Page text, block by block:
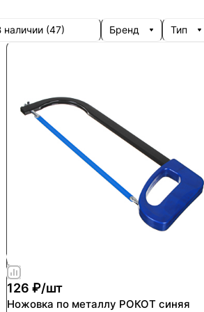
наличии (47) Бренд Тип
126 ₽/шт
Ножовка по металлу РОКОТ синяя